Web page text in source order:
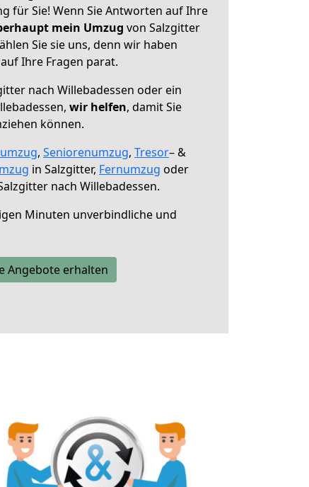
für Sie! Wenn Sie Antworten auf Ihre
mein Umzug von Salzgitter
Sie sie uns, denn wir haben
Ihre Fragen parat.
nach Willebadessen oder ein
wir helfen, damit Sie
können.
, Seniorenumzug, Tresor– &
in Salzgitter, Fernumzug oder
nach Willebadessen.
Minuten unverbindliche und
Angebote erhalten